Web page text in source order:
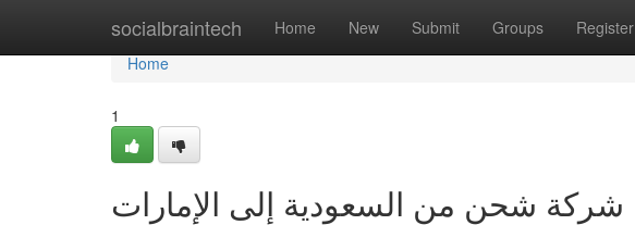
socialbraintech Home New Submit Groups Register
Home
Home
1
شركة شحن من السعودية إلى الإمارات